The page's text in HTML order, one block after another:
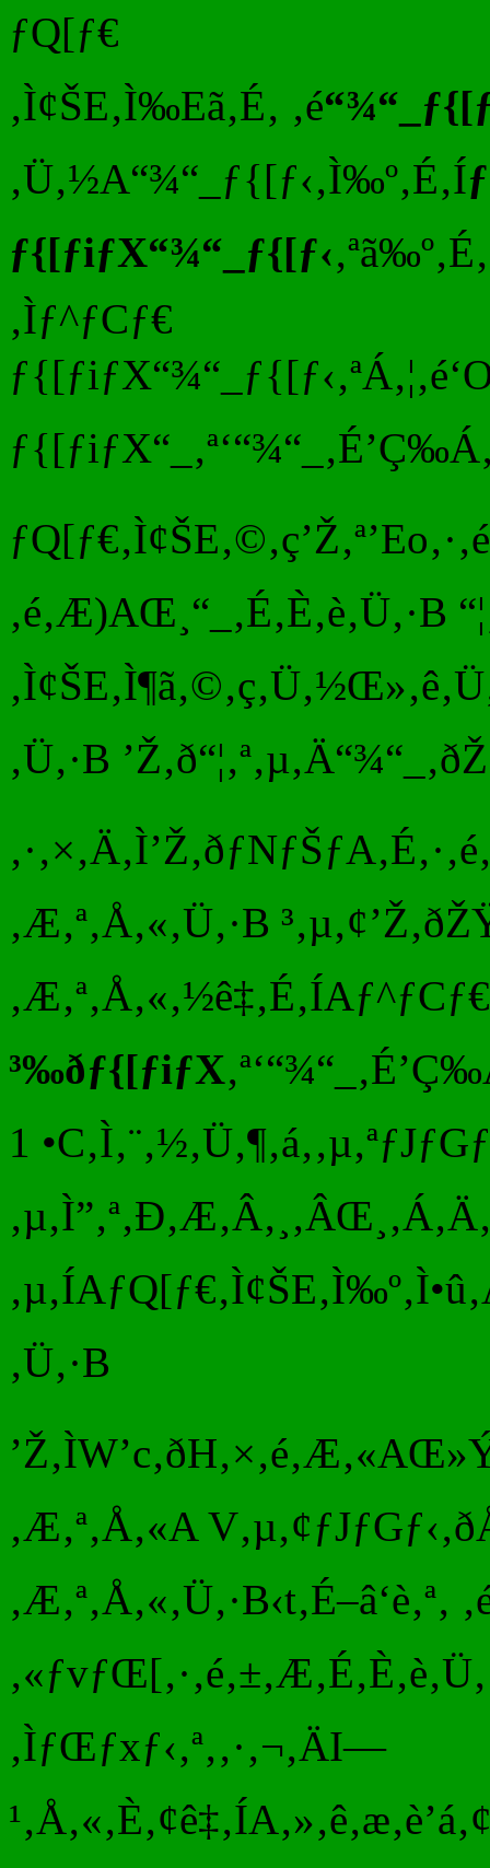
ƒQ[ƒ€
‚Ì¢ŠE‚Ì‰Eã‚É‚ ‚é
‚Ü‚½A“¾“_ƒ{[ƒ‹‚Ì‰º‚É‚Í
ƒ{[ƒiƒX“¾“_ƒ{[ƒ‹
‚Ìƒ^ƒCƒ€
‚é‚Æ)AŒ¸“_‚É‚È‚è‚Ü‚·B
‚Ü‚·B
‚Æ‚ª‚Å‚«‚Ü‚·B
³‰ðƒ{[ƒiƒX
1
‚Ü‚·B
‚Æ‚ª‚Å‚«A
‚Æ‚ª‚Å‚«‚Ü‚·B‹t‚É–â‘è‚ª‚
‚ÌƒŒƒxƒ‹‚ª‚‚·‚¬‚ÄI—